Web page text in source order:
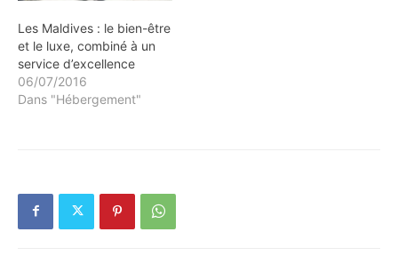
Les Maldives : le bien-être
et le luxe, combiné à un
service d’excellence
06/07/2016
Dans "Hébergement"